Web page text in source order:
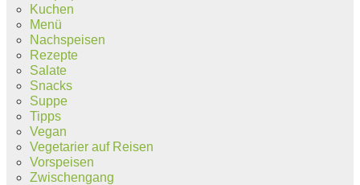
Kuchen
Menü
Nachspeisen
Rezepte
Salate
Snacks
Suppe
Tipps
Vegan
Vegetarier auf Reisen
Vorspeisen
Zwischengang